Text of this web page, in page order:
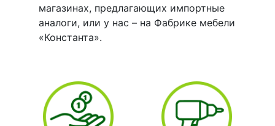
магазинах, предлагающих импортные
аналоги, или у нас – на Фабрике мебели
«Константа».